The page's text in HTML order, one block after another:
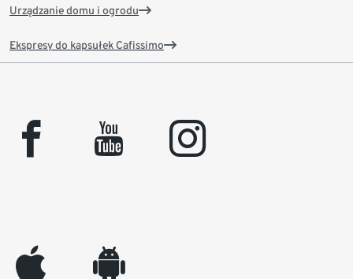
Urządzanie domu i ogrodu
Ekspresy do kapsułek Cafissimo
facebook youtube instagram
appleinc android